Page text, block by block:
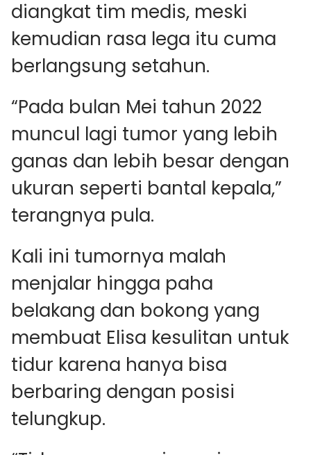
diangkat tim medis, meski
kemudian rasa lega itu cuma
berlangsung setahun.
“Pada bulan Mei tahun 2022
muncul lagi tumor yang lebih
ganas dan lebih besar dengan
ukuran seperti bantal kepala,”
terangnya pula.
Kali ini tumornya malah
menjalar hingga paha
belakang dan bokong yang
membuat Elisa kesulitan untuk
tidur karena hanya bisa
berbaring dengan posisi
telungkup.